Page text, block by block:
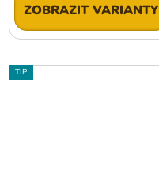
ZOBRAZIT VARIANTY
TIP